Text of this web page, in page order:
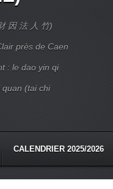
因 法 人 竹)
près de Caen
: le dao yin qi
quan (tai chi
CALENDRIER 2025/2026